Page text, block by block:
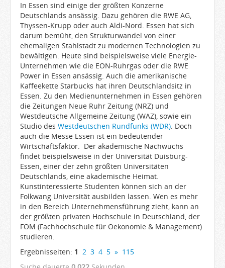
In Essen sind einige der größten Konzerne
Deutschlands ansässig. Dazu gehören die RWE AG,
Thyssen-Krupp oder auch Aldi-Nord. Essen hat sich
darum bemüht, den Strukturwandel von einer
ehemaligen Stahlstadt zu modernen Technologien zu
bewältigen. Heute sind beispielsweise viele Energie-
Unternehmen wie die EON-Ruhrgas oder die RWE
Power in Essen ansässig. Auch die amerikanische
Kaffeekette Starbucks hat ihren Deutschlandsitz in
Essen. Zu den Medienunternehmen in Essen gehören
die Zeitungen Neue Ruhr Zeitung (NRZ) und
Westdeutsche Allgemeine Zeitung (WAZ), sowie ein
Studio des Westdeutschen Rundfunks (WDR). Doch
auch die Messe Essen ist ein bedeutender
Wirtschaftsfaktor. Der akademische Nachwuchs
findet beispielsweise in der Universität Duisburg-
Essen, einer der zehn größten Universitäten
Deutschlands, eine akademische Heimat.
Kunstinteressierte Studenten können sich an der
Folkwang Universität ausbilden lassen. Wen es mehr
in den Bereich Unternehmensführung zieht, kann an
der größten privaten Hochschule in Deutschland, der
FOM (Fachhochschule für Oekonomie & Management)
studieren.
Ergebnisseiten: 1 2 3 4 5 » 115